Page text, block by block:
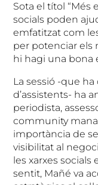
Sota el títol “Més
socials poden
emfatitzat com
per potenciar els
hi hagi una bona
La sessió -que
d’assistents- ha
periodista,
community
importància de
visibilitat al
les xarxes socials
sentit, Mañé va